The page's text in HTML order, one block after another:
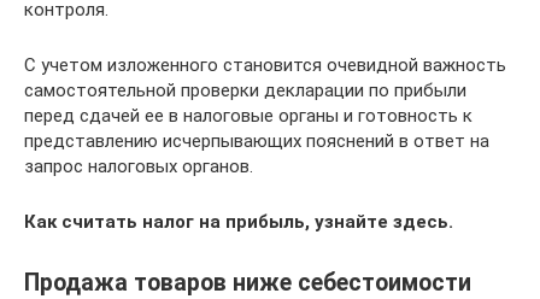
контроля.
С учетом изложенного становится очевидной важность
самостоятельной проверки декларации по прибыли
перед сдачей ее в налоговые органы и готовность к
представлению исчерпывающих пояснений в ответ на
запрос налоговых органов.
Как считать налог на прибыль, узнайте здесь.
Продажа товаров ниже себестоимости